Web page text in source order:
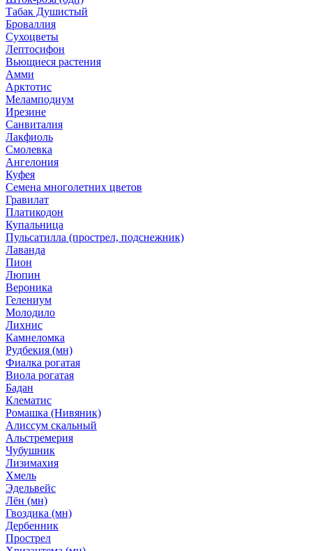
Табак Душистый
Броваллия
Сухоцветы
Лептосифон
Вьющиеся растения
Амми
Арктотис
Меламподиум
Ирезине
Санвиталия
Лакфиоль
Смолевка
Ангелония
Куфея
Семена многолетних цветов
Гравилат
Платикодон
Купальница
Пульсатилла (прострел, подснежник)
Лаванда
Пион
Люпин
Вероника
Гелениум
Молодило
Лихнис
Камнеломка
Рудбекия (мн)
Фиалка рогатая
Виола рогатая
Бадан
Клематис
Ромашка (Нивяник)
Алиссум скальный
Альстремерия
Чубушник
Лизимахия
Хмель
Эдельвейс
Лён (мн)
Гвоздика (мн)
Дербенник
Прострел